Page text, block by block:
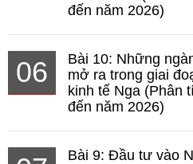
đến năm 2026)
06
Bài 10: Những
mở ra trong giai
kinh tế Nga (Phân
đến năm 2026)
Bài 9: Đầu tư vào